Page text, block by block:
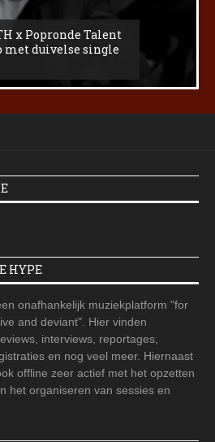
x Popronde Talent
met duivelse single
HYPE
onafhankelijk muziekplatform "for
and deviant". Hier vinden
interviews, reportages,
en nog veel meer. Hiernaast
offline zeer actief met het opzetten
het organiseren van sessies en